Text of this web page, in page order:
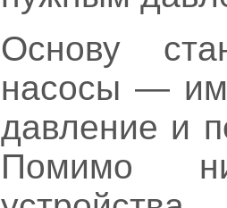
Основу
насосы —
давление и
Помимо